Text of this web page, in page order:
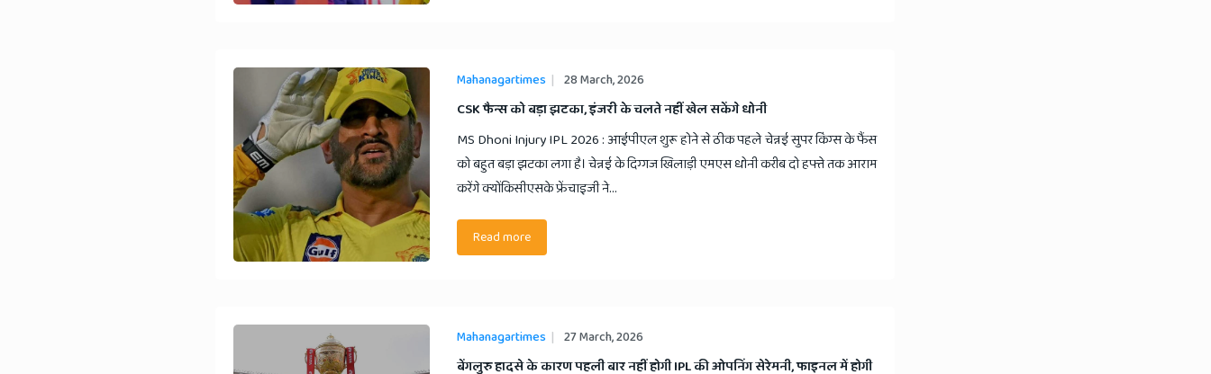
Mahanagartimes 28 March, 2026
​CSK फैन्स को बड़ा झटका, इंजरी के चलते नहीं खेल सकेंगे धोनी
MS Dhoni Injury IPL 2026 : आईपीएल शुरू होने से ठीक पहले चेन्नई सुपर किंग्स के फैंस
को बहुत बड़ा झटका लगा है। चेन्नई के दिग्गज खिलाड़ी एमएस धोनी करीब दो हफ्ते तक आराम
करेंगे क्योंकिसीएसके फ्रेंचाइजी ने...
Read more
Mahanagartimes 27 March, 2026
​बेंगलुरु हादसे के कारण पहली बार नहीं होगी IPL की ओपनिंग सेरेमनी, फाइनल में होगी